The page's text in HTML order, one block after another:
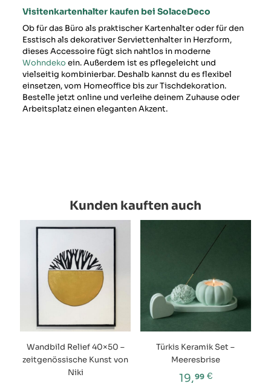
Visitenkartenhalter kaufen bei SolaceDeco
Ob für das Büro als praktischer Kartenhalter oder für den
Esstisch als dekorativer Serviettenhalter in Herzform,
dieses Accessoire fügt sich nahtlos in moderne
Wohndeko ein. Außerdem ist es pflegeleicht und
vielseitig kombinierbar. Deshalb kannst du es flexibel
einsetzen, vom Homeoffice bis zur Tischdekoration.
Bestelle jetzt online und verleihe deinem Zuhause oder
Arbeitsplatz einen eleganten Akzent.
Kunden kauften auch
Wandbild Relief 40×50 –
zeitgenössische Kunst von
Niki
Türkis Keramik Set –
Meeresbrise
19,99 €